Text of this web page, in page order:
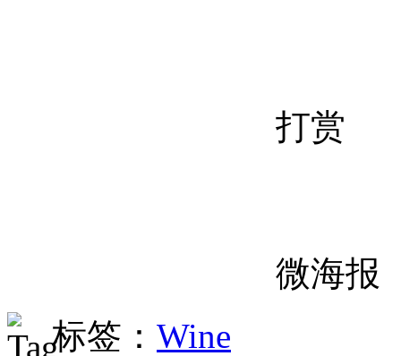
打赏
微海报
标签： Wine